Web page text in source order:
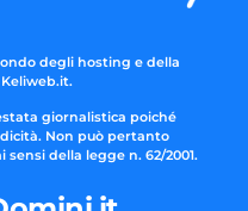
degli hosting e della
giornalistica poiché
Non può pertanto
della legge n. 62/2001.